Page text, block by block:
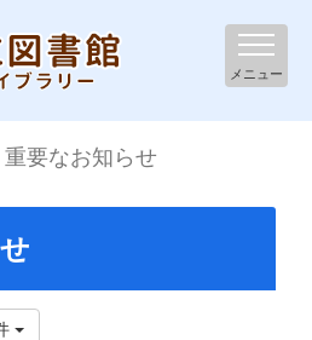
メニュー
重要なお知らせ